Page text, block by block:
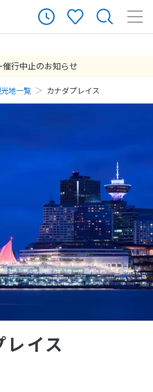
りません
行中止のお知らせ
地一覧 カナダプレイス
レイス